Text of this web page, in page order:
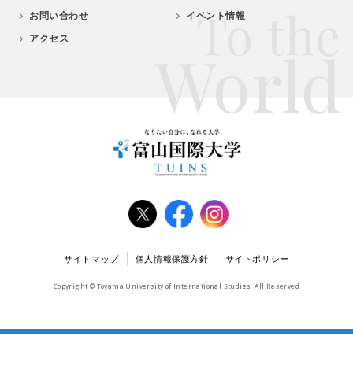
お問い合わせ
アクセス
イベント情報
To the
World
サイトマップ 個人情報保護方針 サイトポリシー
Copyright © Toyama University of International Studies. All Reserved